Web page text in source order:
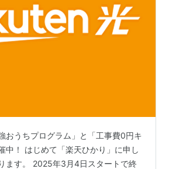
おうちプログラム」と「工事費0円キ
中！ はじめて「楽天ひかり」に申し
ます。 2025年3月4日スタートで終